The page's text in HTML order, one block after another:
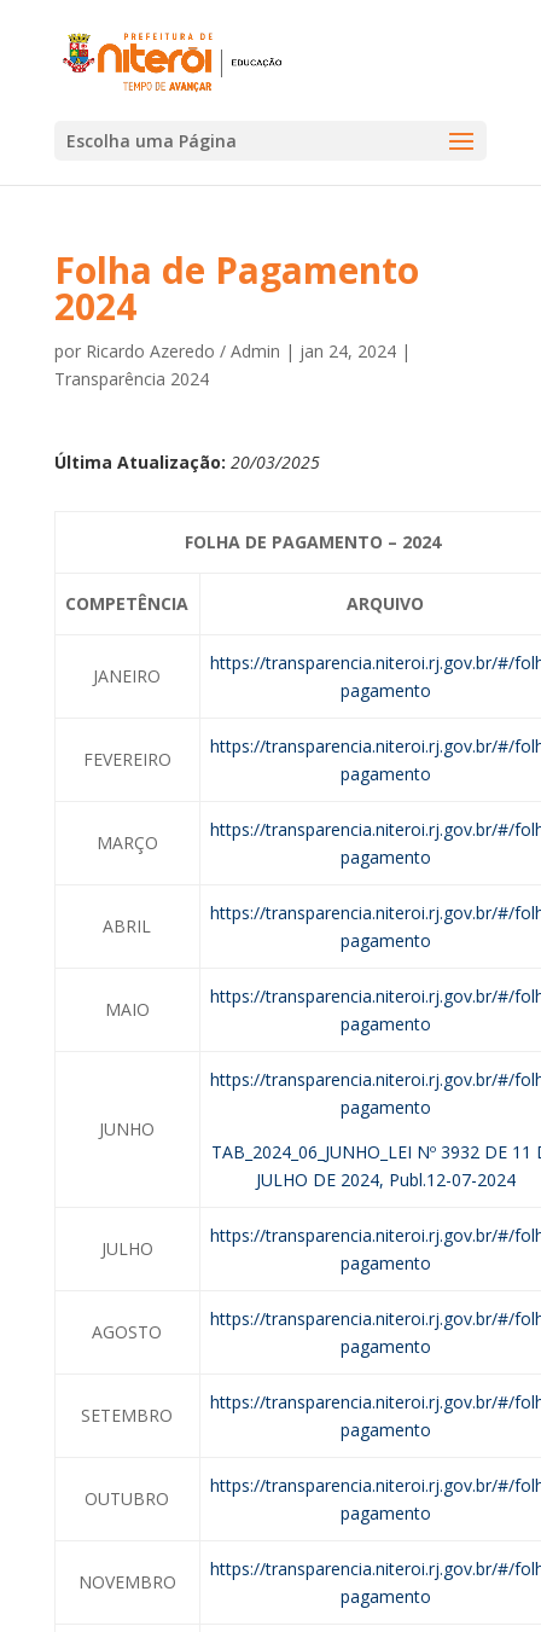
Escolha uma Página
Folha de Pagamento
2024
por Ricardo Azeredo / Admin | jan 24, 2024|
Transparência 2024
Última Atualização: 20/03/2025
FOLHA DE PAGAMENTO – 2024
COMPETÊNCIA ARQUIVO
JANEIRO
https://transparencia.niteroi.rj.gov.br/#/
pagamento
FEVEREIRO
https://transparencia.niteroi.rj.gov.br/#/
pagamento
MARÇO
https://transparencia.niteroi.rj.gov.br/#/
pagamento
ABRIL
https://transparencia.niteroi.rj.gov.br/#/
pagamento
MAIO
https://transparencia.niteroi.rj.gov.br/#/
pagamento
JUNHO
https://transparencia.niteroi.rj.gov.br/#/
pagamento
TAB_2024_06_JUNHO_LEI Nº 3932 DE 11
JULHO DE 2024, Publ.12-07-2024
JULHO
https://transparencia.niteroi.rj.gov.br/#/
pagamento
AGOSTO
https://transparencia.niteroi.rj.gov.br/#/
pagamento
SETEMBRO
https://transparencia.niteroi.rj.gov.br/#/
pagamento
OUTUBRO
https://transparencia.niteroi.rj.gov.br/#/
pagamento
NOVEMBRO
https://transparencia.niteroi.rj.gov.br/#/
pagamento